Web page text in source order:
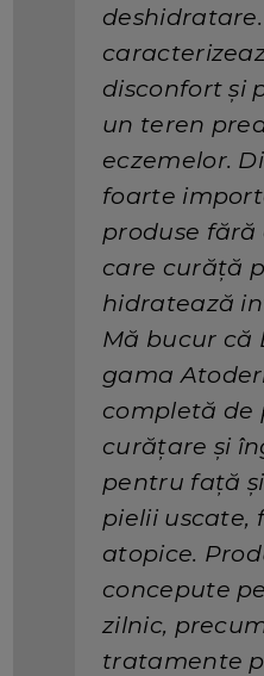
disconfort și
un teren
eczemelor.
foarte
produse fără
care curăță
hidratează
Mă bucur că
gama
completă de
curățare și
pentru față
pielii uscate,
atopice.
concepute
zilnic,
tratamente